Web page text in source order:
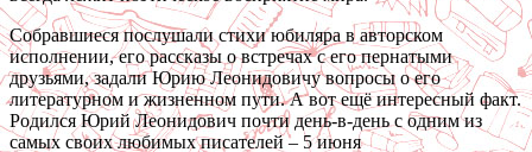
Собравшиеся послушали стихи юбиляра в авторском
исполнении, его рассказы о встречах с его пернатыми
друзьями, задали Юрию Леонидовичу вопросы о его
литературном и жизненном пути. А вот ещё интересный факт.
Родился Юрий Леонидович почти день-в-день с одним из
самых своих любимых писателей – 5 июня